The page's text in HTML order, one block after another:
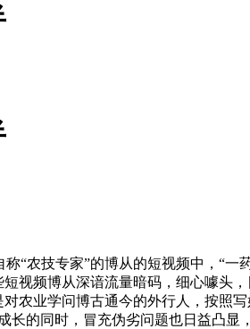
技专家”的博从的短视频中，“一
视频博从深谙流量暗码，细心噱头
农业学问博古通今的外行人，按照
的同时，冒充伪劣问题也日益凸